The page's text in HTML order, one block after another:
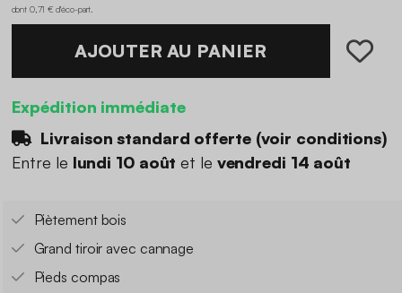
dont 0,71 € d'éco-part
AJOUTER AU PANIER
Expédition immédiate
Livraison standard offerte (voir conditions)
Entre le lundi 10 août et le vendredi 14 août
Piètement bois
Grand tiroir avec cannage
Pieds compas